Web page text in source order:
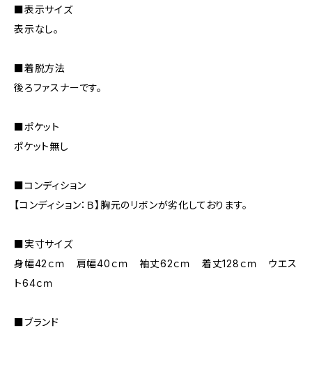
■表示サイズ
表示なし。
■着脱方法
後ろファスナーです。
■ポケット
ポケット無し
■コンディション
【コンディション：Ｂ】胸元のリボンが劣化しております。
■実寸サイズ
身幅42ｃｍ 肩幅40ｃｍ 袖丈62ｃｍ 着丈128ｃｍ ウエス
ト64ｃｍ
■ブランド